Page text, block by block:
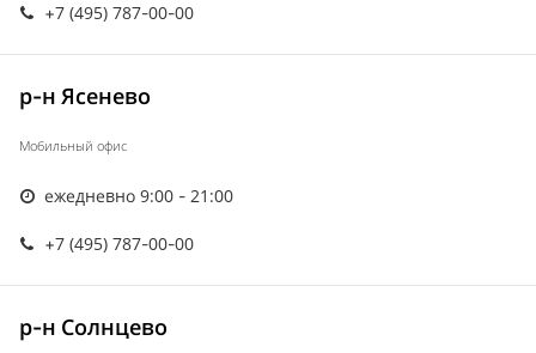
+7 (495) 787-00-00
р-н Ясенево
Мобильный офис
ежедневно 9:00 - 21:00
+7 (495) 787-00-00
р-н Солнцево